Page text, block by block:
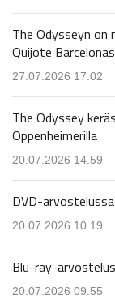
The Odysseyn
Quijote
27.07.2026 17.02
The Odyssey
Oppenheimerilla
20.07.2026 14.59
DVD-
20.07.2026 10.19
Blu-ray-
20.07.2026 09.55